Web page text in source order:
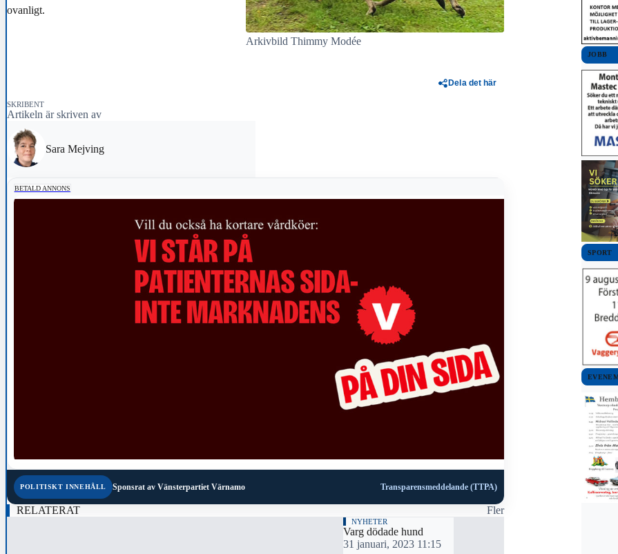
Arkivbild Thimmy Modée
ovanligt.
Dela det här
SKRIBENT
Artikeln är skriven av
Sara Mejving
BETALD ANNONS
POLITISKT INNEHÅLL Sponsrat av Vänsterpartiet Värnamo Transparensmeddelande (TTPA)
RELATERAT Fler
NYHETER
Varg dödade hund
31 januari, 2023 11:15
Varg
JOBB
SPORT